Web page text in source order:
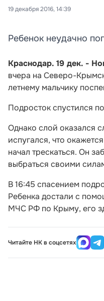
19 декабря 2016, 14:39
Ребенок неудачно
Краснодар. 19 дек. -
вчера на Северо-
летнему мальчику
Подросток спустился
Однако слой оказался
испугался, что
начал трескаться. Он
выбраться своими
В 16:45 спасением
Ребенка достали с
МЧС РФ по Крыму, его
Читайте НК в соцсетях